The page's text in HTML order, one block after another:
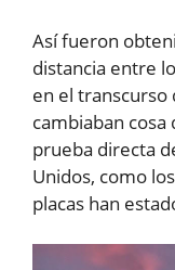
Así fueron
distancia entre
en el transcurso
cambiaban
prueba directa
Unidos, como
placas han